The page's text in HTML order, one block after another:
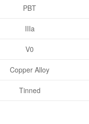
PBT
IIIa
V0
Copper Alloy
Tinned